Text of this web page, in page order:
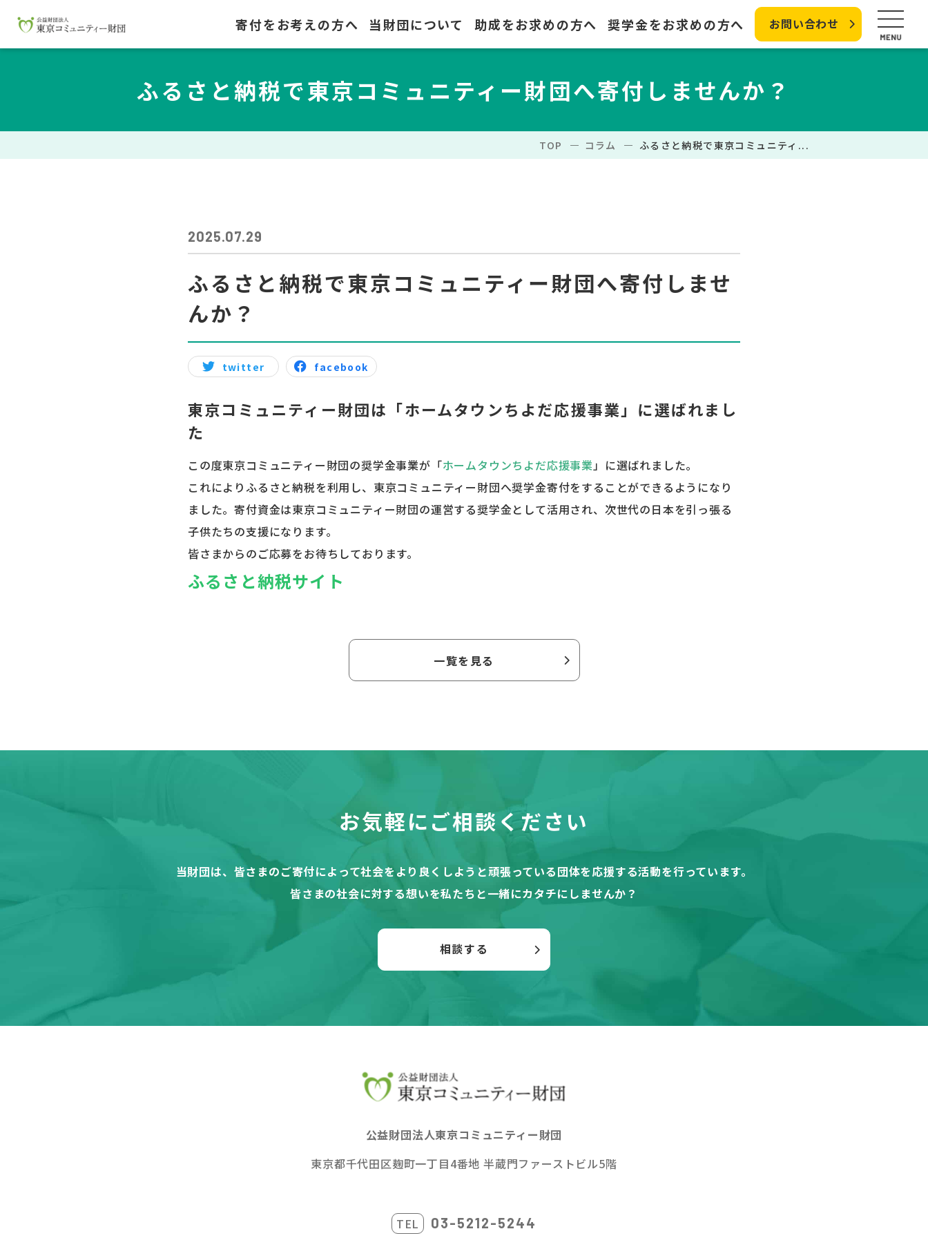
寄付をお考えの方へ 当財団について 助成をお求めの方へ 奨学金をお求めの方へ お問い合わせ
ふるさと納税で東京コミュニティー財団へ寄付しませんか？
TOP コラム ふるさと納税で東京コミュニティ...
2025.07.29
ふるさと納税で東京コミュニティー財団へ寄付しませ
んか？
twitter facebook
東京コミュニティー財団は「ホームタウンちよだ応援事業」に選ばれまし
た
この度東京コミュニティー財団の奨学金事業が「ホームタウンちよだ応援事業」に選ばれました。
これによりふるさと納税を利用し、東京コミュニティー財団へ奨学金寄付をすることができるようになり
ました。寄付資金は東京コミュニティー財団の運営する奨学金として活用され、次世代の日本を引っ張る
子供たちの支援になります。
皆さまからのご応募をお待ちしております。
ふるさと納税サイト
一覧を見る
お気軽にご相談ください
当財団は、皆さまのご寄付によって社会をより良くしようと頑張っている団体を応援する活動を行っています。
皆さまの社会に対する想いを私たちと一緒にカタチにしませんか？
相談する
公益財団法人東京コミュニティー財団
東京都千代田区麹町一丁目4番地半蔵門ファーストビル5階
03-5212-5244